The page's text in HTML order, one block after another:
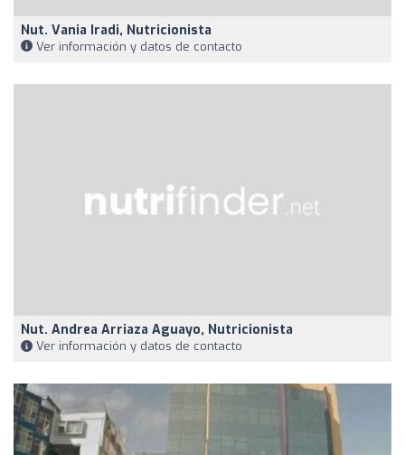
Nut. Vania Iradi, Nutricionista
Ver información y datos de contacto
Nut. Andrea Arriaza Aguayo, Nutricionista
Ver información y datos de contacto